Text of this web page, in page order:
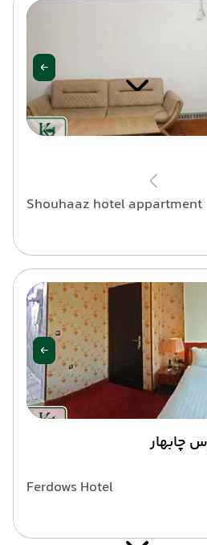
Shouhaaz hotel appartment
چابهار
Ferdows Hotel